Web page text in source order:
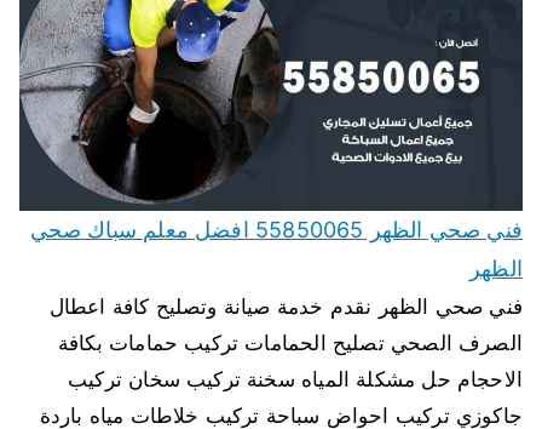
فني صحي الظهر 55850065 افضل معلم سباك صحي
الظهر
فني صحي الظهر نقدم خدمة صيانة وتصليح كافة اعطال
الصرف الصحي تصليح الحمامات تركيب حمامات بكافة
الاحجام حل مشكلة المياه سخنة تركيب سخان تركيب
جاكوزي تركيب احواض سباحة تركيب خلاطات مياه باردة